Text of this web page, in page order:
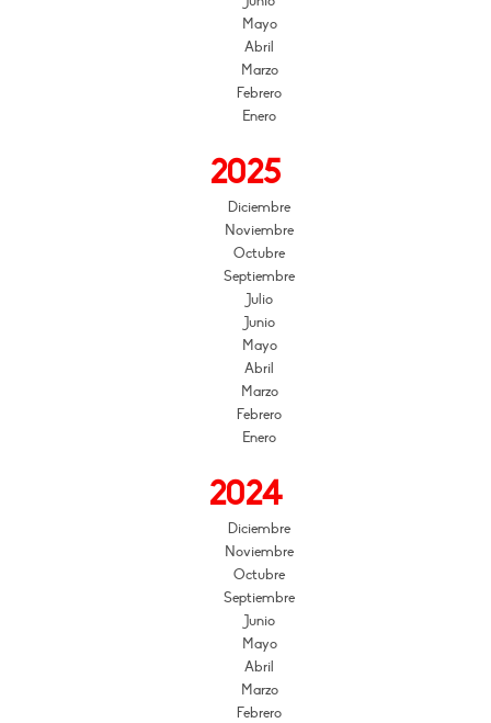
Mayo
Abril
Marzo
Febrero
Enero
2025
Diciembre
Noviembre
Octubre
Septiembre
Julio
Junio
Mayo
Abril
Marzo
Febrero
Enero
2024
Diciembre
Noviembre
Octubre
Septiembre
Junio
Mayo
Abril
Marzo
Febrero